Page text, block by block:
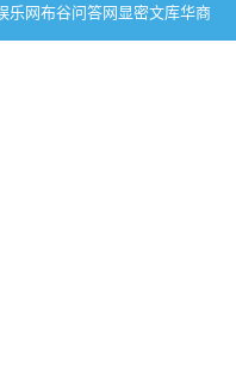
乐网布谷问答网显密文库华商